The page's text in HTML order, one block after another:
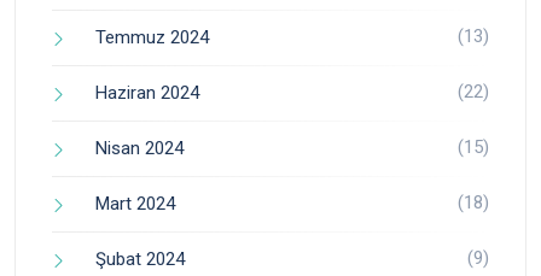
Temmuz 2024 (13)
Haziran 2024 (22)
Nisan 2024 (15)
Mart 2024 (18)
Şubat 2024 (9)